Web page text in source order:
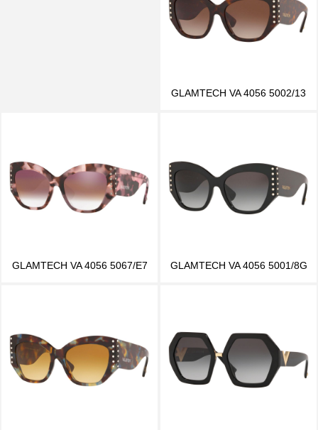
GLAMTECH VA 4056 5002/13
GLAMTECH VA 4056 5067/E7 GLAMTECH VA 4056 5001/8G